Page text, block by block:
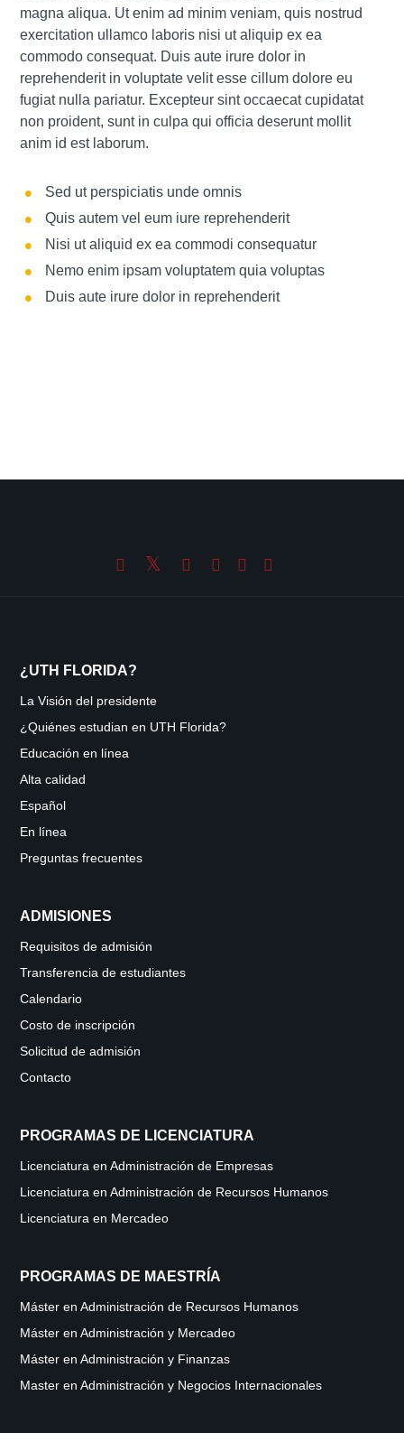
magna aliqua. Ut enim ad minim veniam, quis nostrud
exercitation ullamco laboris nisi ut aliquip ex ea
commodo consequat. Duis aute irure dolor in
reprehenderit in voluptate velit esse cillum dolore eu
fugiat nulla pariatur. Excepteur sint occaecat cupidatat
non proident, sunt in culpa qui officia deserunt mollit
anim id est laborum.
Sed ut perspiciatis unde omnis
Quis autem vel eum iure reprehenderit
Nisi ut aliquid ex ea commodi consequatur
Nemo enim ipsam voluptatem quia voluptas
Duis aute irure dolor in reprehenderit
¿UTH FLORIDA?
La Visión del presidente
¿Quiénes estudian en UTH Florida?
Educación en línea
Alta calidad
Español
En línea
Preguntas frecuentes
ADMISIONES
Requisitos de admisión
Transferencia de estudiantes
Calendario
Costo de inscripción
Solicitud de admisión
Contacto
PROGRAMAS DE LICENCIATURA
Licenciatura en Administración de Empresas
Licenciatura en Administración de Recursos Humanos
Licenciatura en Mercadeo
PROGRAMAS DE MAESTRÍA
Máster en Administración de Recursos Humanos
Máster en Administración y Mercadeo
Máster en Administración y Finanzas
Master en Administración y Negocios Internacionales